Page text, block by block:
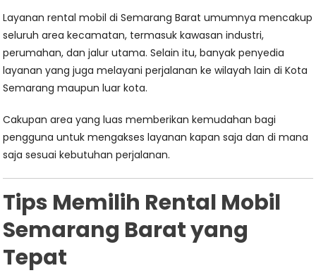
Layanan rental mobil di Semarang Barat umumnya mencakup
seluruh area kecamatan, termasuk kawasan industri,
perumahan, dan jalur utama. Selain itu, banyak penyedia
layanan yang juga melayani perjalanan ke wilayah lain di Kota
Semarang maupun luar kota.
Cakupan area yang luas memberikan kemudahan bagi
pengguna untuk mengakses layanan kapan saja dan di mana
saja sesuai kebutuhan perjalanan.
Tips Memilih Rental Mobil
Semarang Barat yang
Tepat